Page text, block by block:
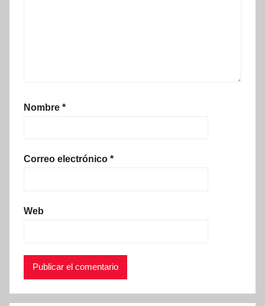
Nombre *
Correo electrónico *
Web